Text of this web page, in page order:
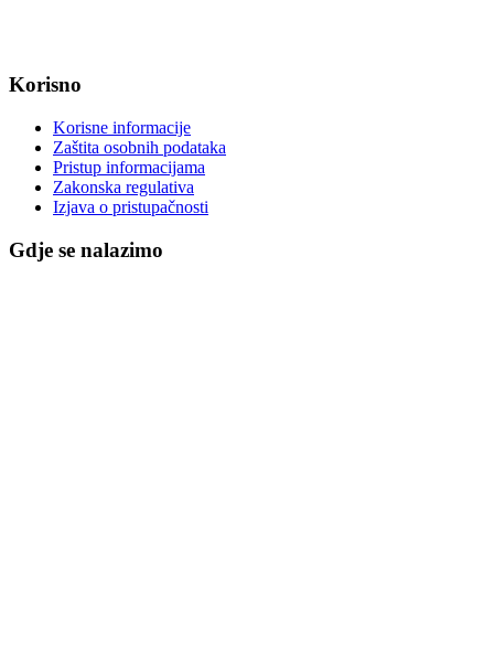
Korisno
Korisne informacije
Zaštita osobnih podataka
Pristup informacijama
Zakonska regulativa
Izjava o pristupačnosti
Gdje se nalazimo